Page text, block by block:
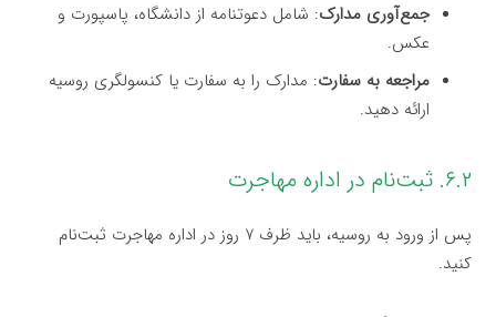
جمع‌آوری مدارک: شامل دعوتنامه از دانشگاه، پاسپورت و
عکس.
مراجعه به سفارت: مدارک را به سفارت یا کنسولگری روسیه
ارائه دهید.
۶.۲. ثبت‌نام در اداره مهاجرت
پس از ورود به روسیه، باید ظرف ۷ روز در اداره مهاجرت ثبت‌نام
کنید.